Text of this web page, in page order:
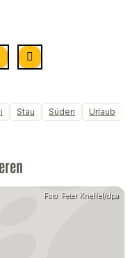
Stau Süden Urlaub
Foto: Peter Kneffel/dpa